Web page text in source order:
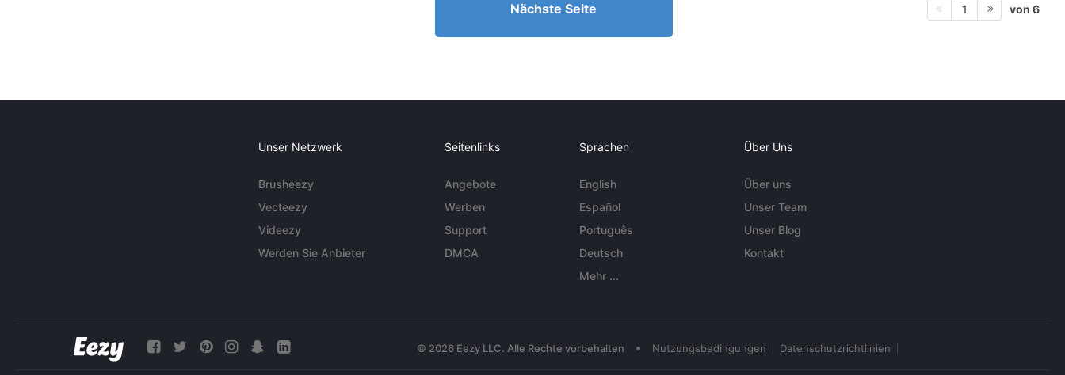
Nächste Seite 1 von 6
Unser Netzwerk
Brusheezy
Vecteezy
Videezy
Werden Sie Anbieter
Seitenlinks
Angebote
Werben
Support
DMCA
Sprachen
English
Español
Português
Deutsch
Mehr ...
Über Uns
Über uns
Unser Team
Unser Blog
Kontakt
© 2026 Eezy LLC. Alle Rechte vorbehalten • Nutzungsbedingungen Datenschutzrichtlinien